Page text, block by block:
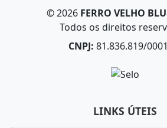
© 2026 FERRO VELHO
Todos os direitos
CNPJ: 81.836.819/
LINKS ÚTEIS